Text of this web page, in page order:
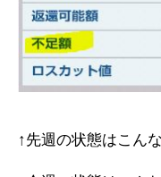
↑先週の状態はこん